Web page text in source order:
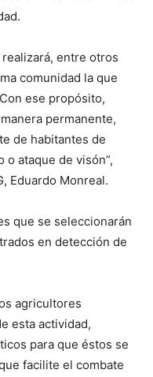
entre otros
comunidad la que
ese propósito,
permanente,
de habitantes de
o ataque de visón”,
Eduardo Monreal.
que se seleccionarán
en detección de
agricultores
esta actividad,
para que éstos se
facilite el combate